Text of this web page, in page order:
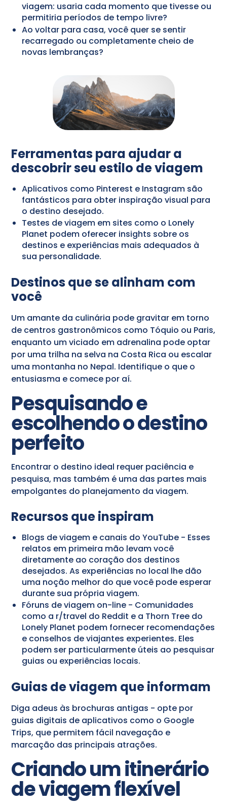
viagem: usaria cada momento que tivesse ou
permitiria períodos de tempo livre?
Ao voltar para casa, você quer se sentir
recarregado ou completamente cheio de
novas lembranças?
Ferramentas para ajudar a
descobrir seu estilo de viagem
Aplicativos como Pinterest e Instagram são
fantásticos para obter inspiração visual para
o destino desejado.
Testes de viagem em sites como o Lonely
Planet podem oferecer insights sobre os
destinos e experiências mais adequados à
sua personalidade.
Destinos que se alinham com
você
Um amante da culinária pode gravitar em torno
de centros gastronômicos como Tóquio ou Paris,
enquanto um viciado em adrenalina pode optar
por uma trilha na selva na Costa Rica ou escalar
uma montanha no Nepal. Identifique o que o
entusiasma e comece por aí.
Pesquisando e
escolhendo o destino
perfeito
Encontrar o destino ideal requer paciência e
pesquisa, mas também é uma das partes mais
empolgantes do planejamento da viagem.
Recursos que inspiram
Blogs de viagem e canais do YouTube - Esses
relatos em primeira mão levam você
diretamente ao coração dos destinos
desejados. As experiências no local lhe dão
uma noção melhor do que você pode esperar
durante sua própria viagem.
Fóruns de viagem on-line - Comunidades
como a r/travel do Reddit e a Thorn Tree do
Lonely Planet podem fornecer recomendações
e conselhos de viajantes experientes. Eles
podem ser particularmente úteis ao pesquisar
guias ou experiências locais.
Guias de viagem que informam
Diga adeus às brochuras antigas - opte por
guias digitais de aplicativos como o Google
Trips, que permitem fácil navegação e
marcação das principais atrações.
Criando um itinerário
de viagem flexível